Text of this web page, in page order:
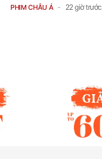
PHIM CHÂU Á 22 giờ trước